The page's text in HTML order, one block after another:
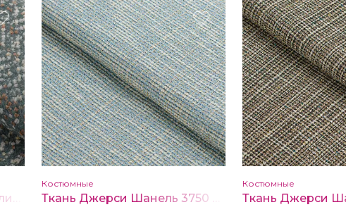
Костюмные
Ткань Джерси Шанель 3750 цв. голубой
Костюмные